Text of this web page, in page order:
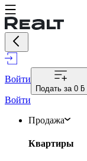
Войти
Подать за 0 ƃ
Войти
Продажа
Квартиры